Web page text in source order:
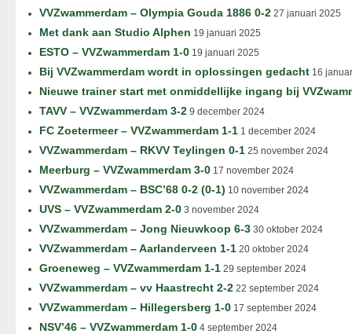
VVZwammerdam – Olympia Gouda 1886 0-2 27 januari 2025
Met dank aan Studio Alphen 19 januari 2025
ESTO – VVZwammerdam 1-0 19 januari 2025
Bij VVZwammerdam wordt in oplossingen gedacht 16
Nieuwe trainer start met onmiddellijke ingang bij
TAVV – VVZwammerdam 3-2 9 december 2024
FC Zoetermeer – VVZwammerdam 1-1 1 december 2024
VVZwammerdam – RKVV Teylingen 0-1 25 november 2024
Meerburg – VVZwammerdam 3-0 17 november 2024
VVZwammerdam – BSC’68 0-2 (0-1) 10 november 2024
UVS – VVZwammerdam 2-0 3 november 2024
VVZwammerdam – Jong Nieuwkoop 6-3 30 oktober 2024
VVZwammerdam – Aarlanderveen 1-1 20 oktober 2024
Groeneweg – VVZwammerdam 1-1 29 september 2024
VVZwammerdam – vv Haastrecht 2-2 22 september 2024
VVZwammerdam – Hillegersberg 1-0 17 september 2024
NSV’46 – VVZwammerdam 1-0 4 september 2024